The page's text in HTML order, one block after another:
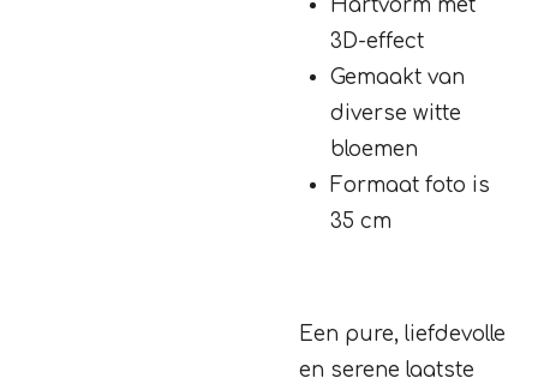
Hartvorm met
3D-effect
Gemaakt van
diverse witte
bloemen
Formaat foto is
35 cm
Een pure, liefdevolle
en serene laatste